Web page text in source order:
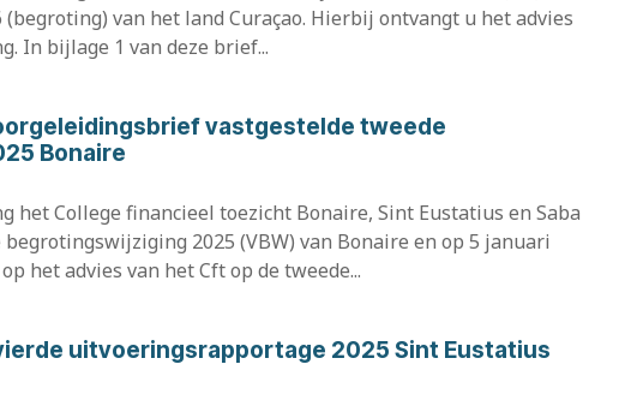
van het land Curaçao. Hierbij ontvangt u het advies
In bijlage 1 van deze brief...
vastgestelde tweede
Bonaire
het College financieel toezicht Bonaire, Sint Eustatius en Saba
2025 (VBW) van Bonaire en op 5 januari
het advies van het Cft op de tweede...
uitvoeringsrapportage 2025 Sint Eustatius